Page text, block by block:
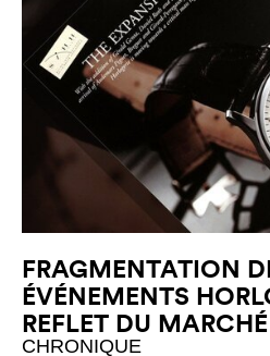
FRAGMENTATION
ÉVÉNEMENTS
REFLET DU MARCHÉ
CHRONIQUE